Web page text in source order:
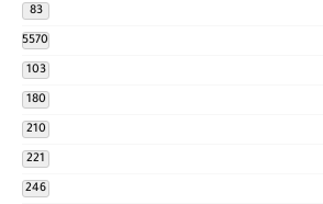
83
5570
103
180
210
221
246